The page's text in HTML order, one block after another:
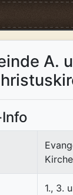
A.
Kirche
1., 3.